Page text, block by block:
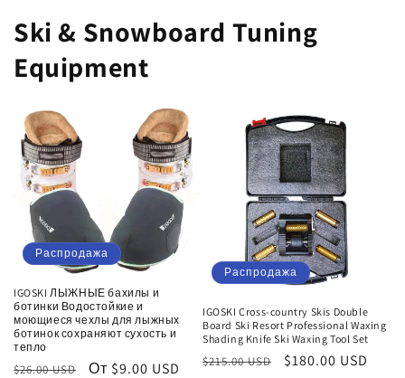
Ski & Snowboard Tuning
Equipment
Распродажа
IGOSKI ЛЫЖНЫЕ бахилы и
ботинки Водостойкие и
моющиеся чехлы для лыжных
ботинок сохраняют сухость и
тепло
Обычная
$26.00 USD Цена
От $9.00 USD
Распродажа
IGOSKI Cross-country Skis Double
Board Ski Resort Professional Waxing
Shading Knife Ski Waxing Tool Set
Обычная
$215.00 USD
Цена
$180.00 USD